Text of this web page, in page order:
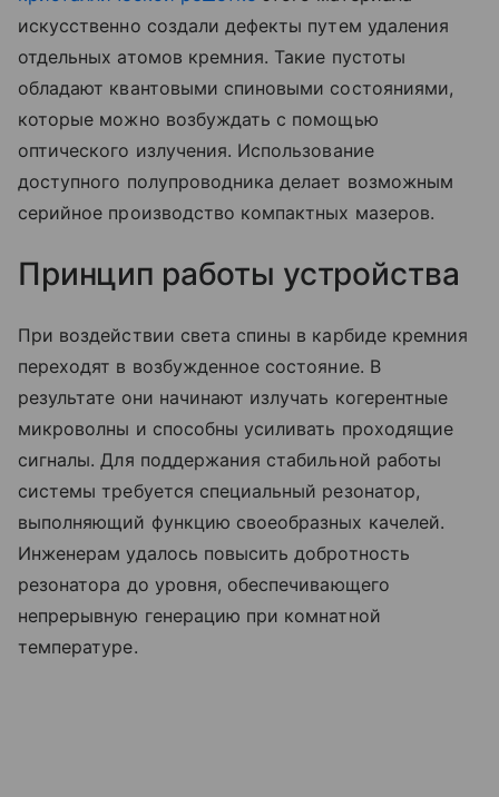
искусственно создали дефекты путем удаления
отдельных атомов кремния. Такие пустоты
обладают квантовыми спиновыми состояниями,
которые можно возбуждать с помощью
оптического излучения. Использование
доступного полупроводника делает возможным
серийное производство компактных мазеров.
Принцип работы устройства
При воздействии света спины в карбиде кремния
переходят в возбужденное состояние. В
результате они начинают излучать когерентные
микроволны и способны усиливать проходящие
сигналы. Для поддержания стабильной работы
системы требуется специальный резонатор,
выполняющий функцию своеобразных качелей.
Инженерам удалось повысить добротность
резонатора до уровня, обеспечивающего
непрерывную генерацию при комнатной
температуре.